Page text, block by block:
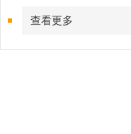
查看更多